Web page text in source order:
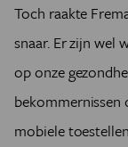
Toch raakte
snaar. Er zijn wel
op onze
bekommernissen
mobiele